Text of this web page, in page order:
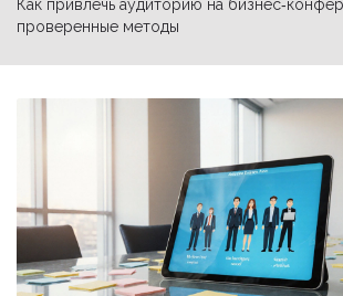
Как привлечь аудиторию на
проверенные методы